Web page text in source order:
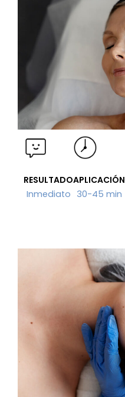
RESULTADO
Inmediato
APLICACIÓN
30-45 min